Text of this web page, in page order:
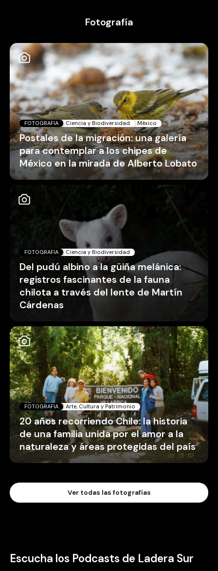
Fotografía
FOTOGRAFIA Ciencia y Biodiversidad México
Postales de la migración: una galería
para contemplar a los chipes de
México en la mirada de Alberto Lobato
FOTOGRAFIA Ciencia y Biodiversidad
Del pudú albino a la güiña melánica:
registros fascinantes de la fauna
chilota a través del lente de Martín
Cárdenas
FOTOGRAFIA Arte, Cultura y Patrimonio
20 años recorriendo Chile: la historia
de una familia unida por el amor a la
naturaleza y áreas protegidas del país
Ver todas las fotografías
Escucha los Podcasts de Ladera Sur